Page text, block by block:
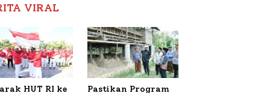
Nabil
VIRAL
HUT RI ke
Pastikan Program